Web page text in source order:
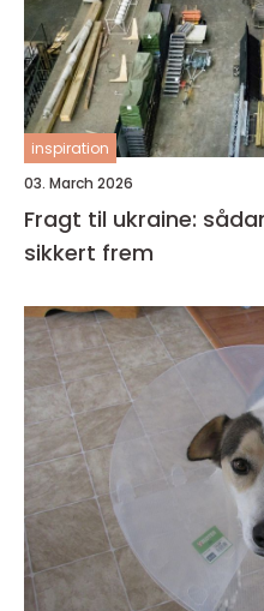
inspiration
03. March 2026
Fragt til ukraine:
sikkert frem